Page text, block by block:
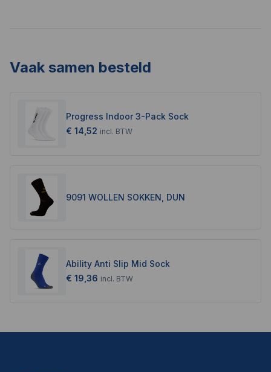
Vaak samen besteld
Progress Indoor 3-Pack Sock
€ 14,52 incl. BTW
9091 WOLLEN SOKKEN, DUN
Ability Anti Slip Mid Sock
€ 19,36 incl. BTW